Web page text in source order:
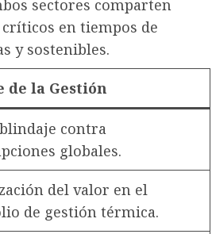
sectores comparten
en tiempos de
y sostenibles.
de la Gestión
contra
globales.
del valor en el
de gestión térmica.